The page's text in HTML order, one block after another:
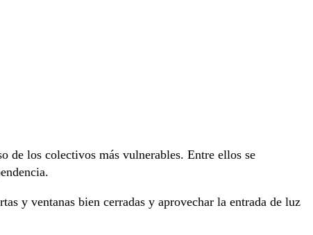
de los colectivos más vulnerables. Entre ellos se
y ventanas bien cerradas y aprovechar la entrada de luz